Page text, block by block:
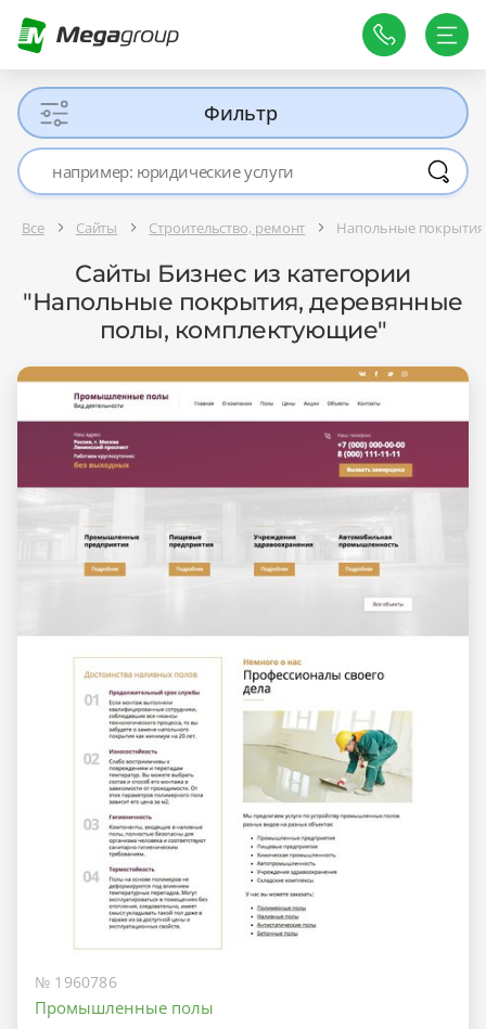
Фильтр
Все Сайты Строительство, ремонт Напольные
Сайты Бизнес из категории
"Напольные покрытия, деревянные
полы, комплектующие"
№ 1960786
Промышленные полы